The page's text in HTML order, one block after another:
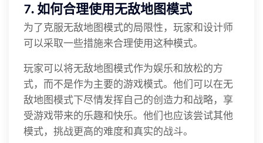
7. 如何合理使用无敌地图模式
为了克服无敌地图模式的局限性，玩家和设计师
可以采取一些措施来合理使用这种模式。
玩家可以将无敌地图模式作为娱乐和放松的方
式，而不是作为主要的游戏模式。他们可以在无
敌地图模式下尽情发挥自己的创造力和战略，享
受游戏带来的乐趣和快乐。他们也应该尝试其他
模式，挑战更高的难度和真实的战斗。